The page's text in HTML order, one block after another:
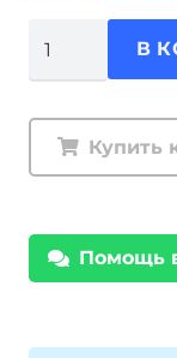
навес
Размер
В
Купить
Помощь